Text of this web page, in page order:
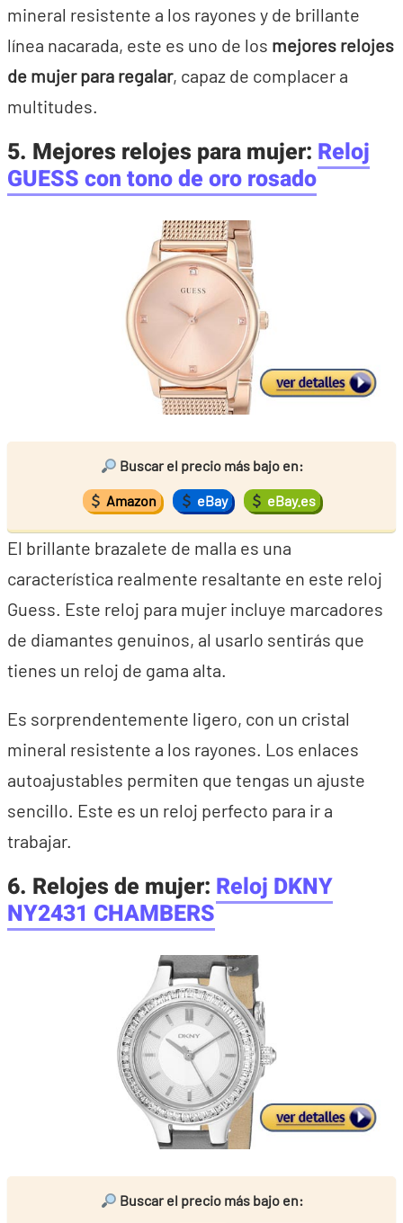
mineral resistente a los rayones y de brillante
línea nacarada, este es uno de los mejores relojes
de mujer para regalar, capaz de complacer a
multitudes.
5. Mejores relojes para mujer: Reloj
GUESS con tono de oro rosado
Buscar el precio más bajo en:
Amazon eBay eBay.es
El brillante brazalete de malla es una
característica realmente resaltante en este reloj
Guess. Este reloj para mujer incluye marcadores
de diamantes genuinos, al usarlo sentirás que
tienes un reloj de gama alta.
Es sorprendentemente ligero, con un cristal
mineral resistente a los rayones. Los enlaces
autoajustables permiten que tengas un ajuste
sencillo. Este es un reloj perfecto para ir a
trabajar.
6. Relojes de mujer: Reloj DKNY
NY2431 CHAMBERS
Buscar el precio más bajo en: